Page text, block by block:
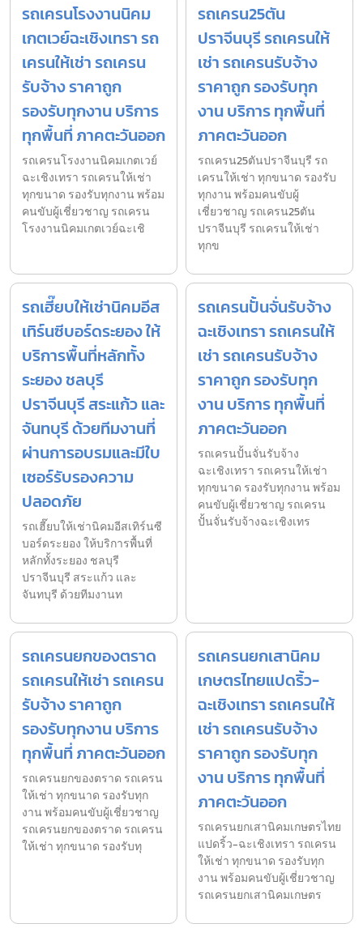
รถเครนโรงงานนิคม
เกตเวย์ฉะเชิงเทรา รถ
เครนให้เช่า รถเครน
รับจ้าง ราคาถูก
รองรับทุกงาน บริการ
ทุกพื้นที่ ภาคตะวันออก
รถเครนโรงงานนิคมเกตเวย์
ฉะเชิงเทรา รถเครนให้เช่า
ทุกขนาด รองรับทุกงาน พร้อม
คนขับผู้เชี่ยวชาญ รถเครน
โรงงานนิคมเกตเวย์ฉะเชิ
รถเครน25ตัน
ปราจีนบุรี รถเครนให้
เช่า รถเครนรับจ้าง
ราคาถูก รองรับทุก
งาน บริการ ทุกพื้นที่
ภาคตะวันออก
รถเครน25ตันปราจีนบุรี รถ
เครนให้เช่า ทุกขนาด รองรับ
ทุกงาน พร้อมคนขับผู้
เชี่ยวชาญ รถเครน25ตัน
ปราจีนบุรี รถเครนให้เช่า
ทุกข
รถเฮี๊ยบให้เช่านิคมอีส
เทิร์นซีบอร์ดระยอง ให้
บริการพื้นที่หลักทั้ง
ระยอง ชลบุรี
ปราจีนบุรี สระแก้ว และ
จันทบุรี ด้วยทีมงานที่
ผ่านการอบรมและมีใบ
เซอร์รับรองความ
ปลอดภัย
รถเฮี๊ยบให้เช่านิคมอีสเทิร์นซี
บอร์ดระยอง ให้บริการพื้นที่
หลักทั้งระยอง ชลบุรี
ปราจีนบุรี สระแก้ว และ
จันทบุรี ด้วยทีมงานท
รถเครนปั้นจั่นรับจ้าง
ฉะเชิงเทรา รถเครนให้
เช่า รถเครนรับจ้าง
ราคาถูก รองรับทุก
งาน บริการ ทุกพื้นที่
ภาคตะวันออก
รถเครนปั้นจั่นรับจ้าง
ฉะเชิงเทรา รถเครนให้เช่า
ทุกขนาด รองรับทุกงาน พร้อม
คนขับผู้เชี่ยวชาญ รถเครน
ปั้นจั่นรับจ้างฉะเชิงเทร
รถเครนยกของตราด
รถเครนให้เช่า รถเครน
รับจ้าง ราคาถูก
รองรับทุกงาน บริการ
ทุกพื้นที่ ภาคตะวันออก
รถเครนยกของตราด รถเครน
ให้เช่า ทุกขนาด รองรับทุก
งาน พร้อมคนขับผู้เชี่ยวชาญ
รถเครนยกของตราด รถเครน
ให้เช่า ทุกขนาด รองรับทุ
รถเครนยกเสานิคม
เกษตรไทยแปดริ้ว-
ฉะเชิงเทรา รถเครนให้
เช่า รถเครนรับจ้าง
ราคาถูก รองรับทุก
งาน บริการ ทุกพื้นที่
ภาคตะวันออก
รถเครนยกเสานิคมเกษตรไทย
แปดริ้ว-ฉะเชิงเทรา รถเครน
ให้เช่า ทุกขนาด รองรับทุก
งาน พร้อมคนขับผู้เชี่ยวชาญ
รถเครนยกเสานิคมเกษตร